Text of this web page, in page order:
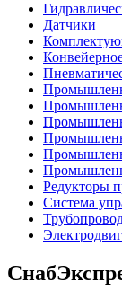
Датчики
Редукторы
Система